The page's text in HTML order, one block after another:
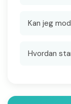
Kan jeg
Hvordan